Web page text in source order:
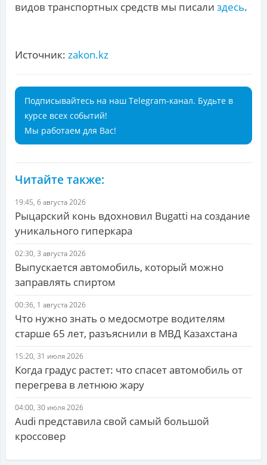
видов транспортных средств мы писали здесь.
Источник: zakon.kz
Подписывайтесь на наш Telegram-канал. Будьте в
курсе всех событий!
Мы работаем для Вас!
Читайте также:
19:45, 6 августа 2026
Рыцарский конь вдохновил Bugatti на создание
уникального гиперкара
02:30, 3 августа 2026
Выпускается автомобиль, который можно
заправлять спиртом
00:36, 1 августа 2026
Что нужно знать о медосмотре водителям
старше 65 лет, разъяснили в МВД Казахстана
15:20, 31 июля 2026
Когда градус растет: что спасет автомобиль от
перегрева в летнюю жару
04:00, 30 июля 2026
Audi представила свой самый большой
кроссовер